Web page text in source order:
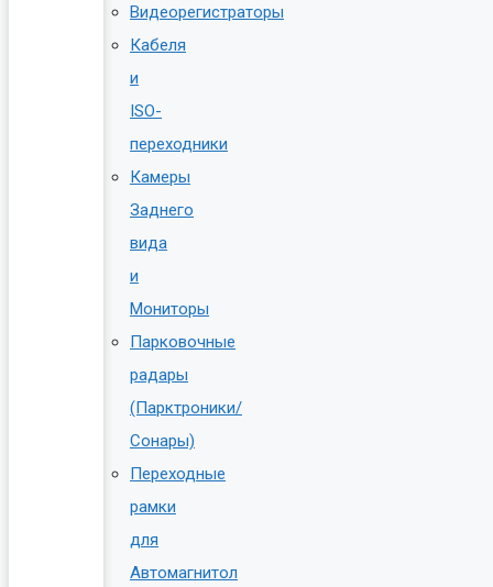
Видеорегистраторы
Кабеля
и
ISO-
переходники
Камеры
Заднего
вида
и
Мониторы
Парковочные
радары
(Парктроники/
Сонары)
Переходные
рамки
для
Автомагнитол